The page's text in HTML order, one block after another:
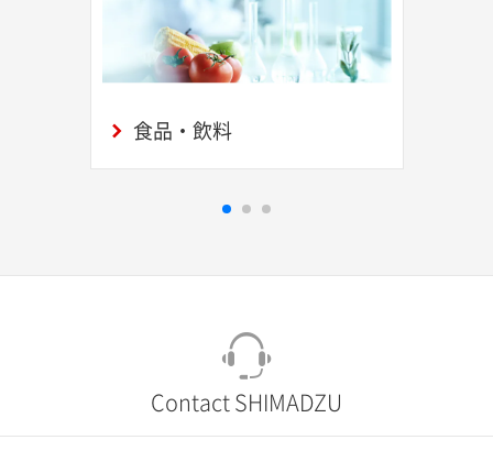
食品・飲料
Contact SHIMADZU